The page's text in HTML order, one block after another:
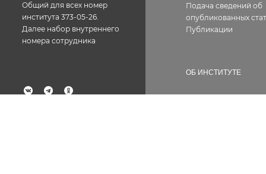
Общий для всех номер
института 373-05-26.
Далее набор внутреннего
номера сотрудника
Подача сведений об
опубликованных
Публикации
ОБ ИНСТИТУТЕ